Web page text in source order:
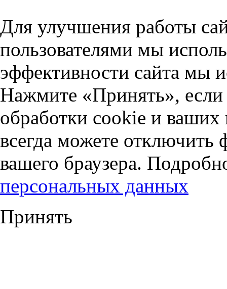
Для улучшения работы
пользователями мы
эффективности сайта мы
Нажмите «Принять», если
обработки cookie и
всегда можете отключить
вашего браузера.
персональных данных
Принять